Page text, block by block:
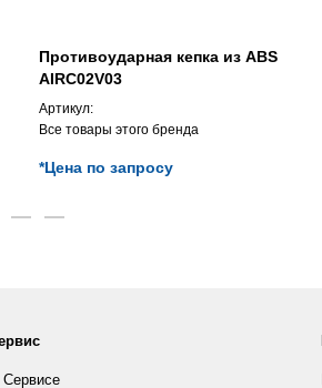
Противоударная кепка из ABS
AIRC02V03
Артикул:
Все товары этого бренда
*Цена по запросу